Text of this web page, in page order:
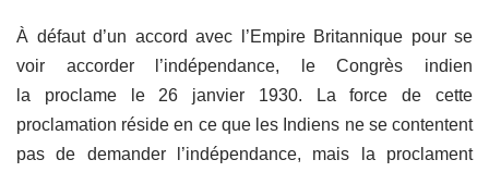
À défaut d’un accord avec l’Empire Britannique pour se
voir accorder l’indépendance, le Congrès indien
la proclame le 26 janvier 1930. La force de cette
proclamation réside en ce que les Indiens ne se contentent
pas de demander l’indépendance, mais la proclament